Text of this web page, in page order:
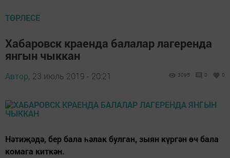
ТӨРЛЕСЕ
Хабаровск краенда балалар лагеренда
янгын чыккан
Автор, 23 июль 2019 - 20:21 3095 0 0
Нәтиҗәдә, бер бала һәлак булган, зыян күргән өч бала
комага киткән.